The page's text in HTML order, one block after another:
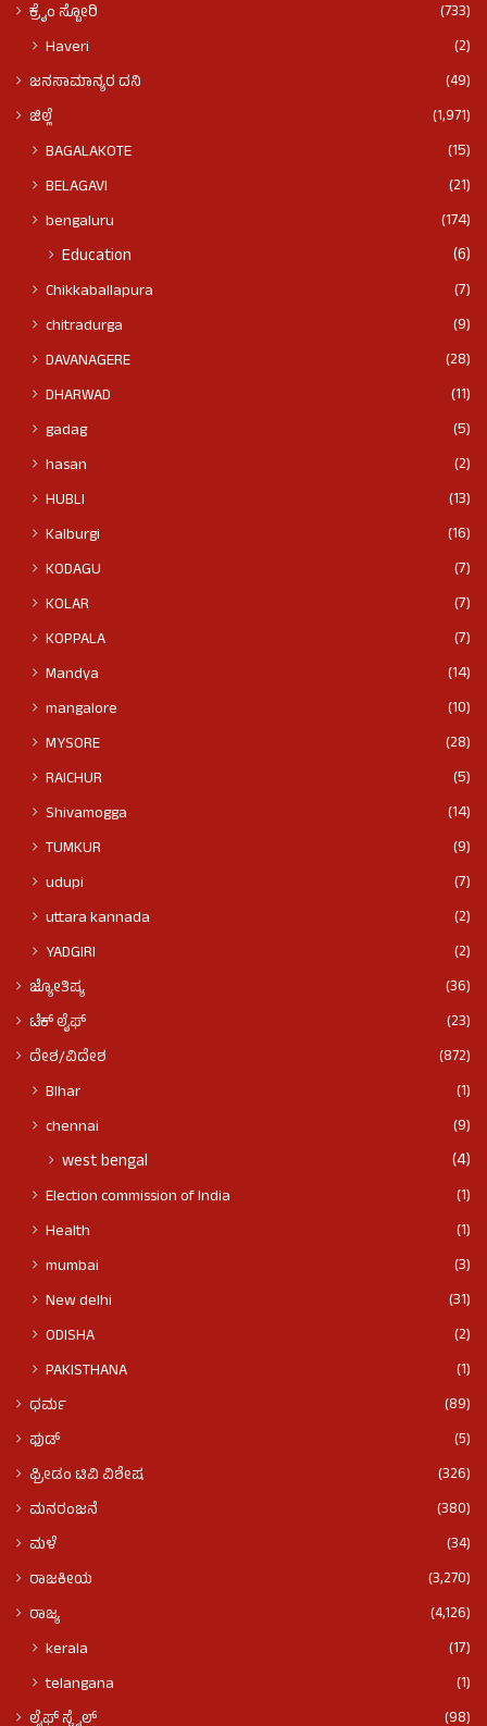
ಕ್ರೈಂ ಸ್ಟೋರಿ
(733)
Haveri (2)
ಜನಸಾಮಾನ್ಯರ ದನಿ
(49)
ಜಿಲ್ಲೆ
(1,971)
BAGALAKOTE
(15)
BELAGAVI
(21)
bengaluru
(174)
Education (6)
Chikkaballapura
(7)
chitradurga
(9)
DAVANAGERE
(28)
DHARWAD
(11)
gadag
(5)
hasan
(2)
HUBLI
(13)
Kalburgi
(16)
KODAGU
(7)
KOLAR
(7)
KOPPALA
(7)
Mandya
(14)
mangalore
(10)
MYSORE
(28)
RAICHUR
(5)
Shivamogga
(14)
TUMKUR
(9)
udupi
(7)
uttara kannada
(2)
YADGIRI
(2)
ಜ್ಯೋತಿಷ್ಯ
(36)
ಟೆಕ್ ಲೈಫ್
(23)
ದೇಶ/ವಿದೇಶ
(872)
BIhar
(1)
chennai
(9)
west bengal (4)
Election commission of India
(1)
Health
(1)
mumbai
(3)
New delhi
(31)
ODISHA
(2)
PAKISTHANA
(1)
ಧರ್ಮ
(89)
ಫುಡ್​​
(5)
ಫ್ರೀಡಂ ಟಿವಿ ವಿಶೇಷ
(326)
ಮನರಂಜನೆ
(380)
ಮಳೆ
(34)
ರಾಜಕೀಯ
(3,270)
ರಾಜ್ಯ
(4,126)
kerala
(17)
telangana
(1)
ಲೈಫ್ ಸ್ಟೈಲ್ (98)